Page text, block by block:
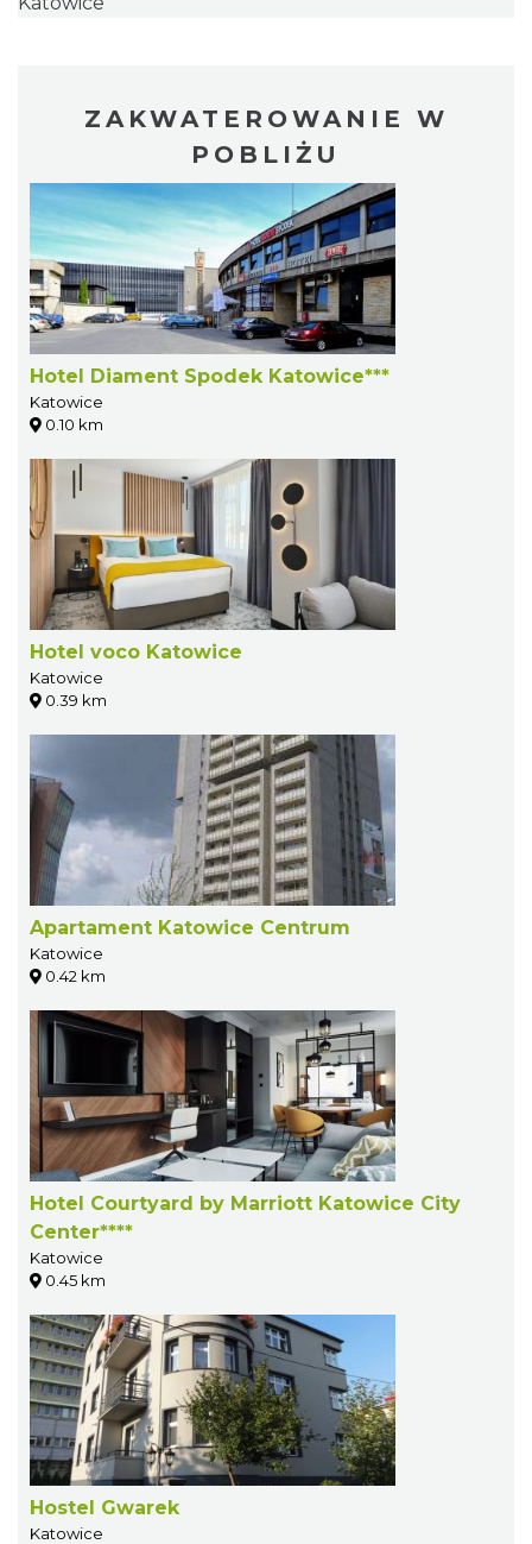
ZAKWATEROWANIE W
POBLIŻU
Hotel Diament Spodek Katowice***
Katowice
0.10 km
Hotel voco Katowice
Katowice
0.39 km
Apartament Katowice Centrum
Katowice
0.42 km
Hotel Courtyard by Marriott Katowice City
Center****
Katowice
0.45 km
Hostel Gwarek
Katowice